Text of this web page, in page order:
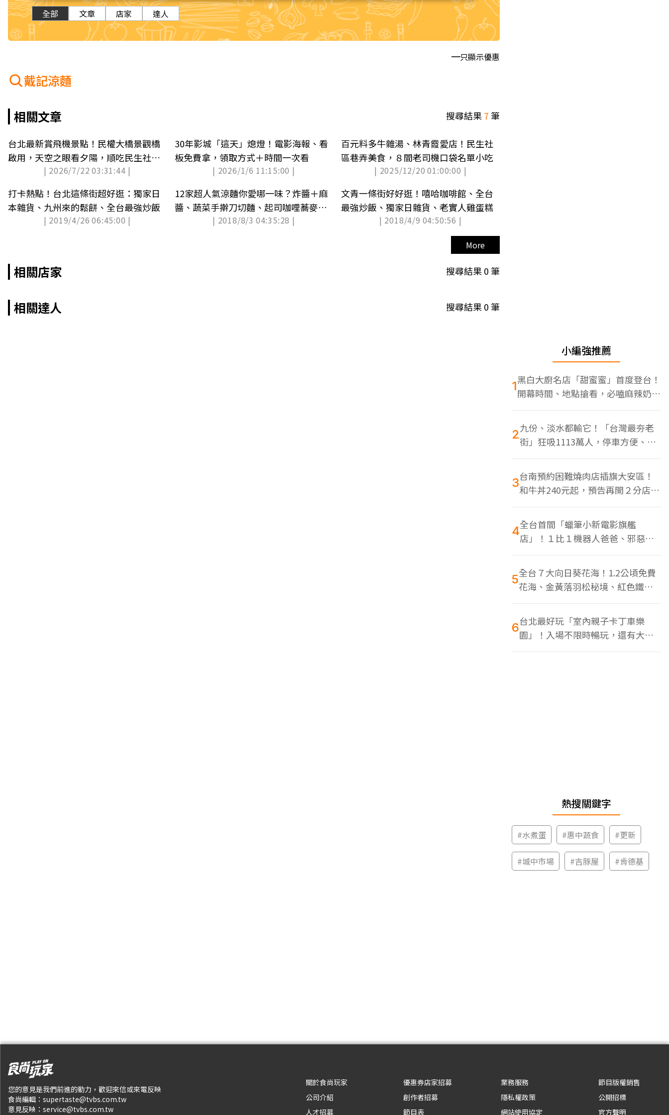
全部 文章 店家 達人
只顯示優惠
戴記涼麵
相關文章 搜尋結果7筆
台北最新賞飛機景點！民權大橋景觀橋
啟用，天空之眼看夕陽，順吃民生社區
| 2026/7/22 03:31:44 |
30年影城「這天」熄燈！電影海報、看
板免費拿，領取方式＋時間一次看
| 2026/1/6 11:15:00 |
百元料多牛雜湯、林青霞愛店！民生社
區巷弄美食，８間老司機口袋名單小吃
| 2025/12/20 01:00:00 |
打卡熱點！台北這條街超好逛：獨家日
本雜貨、九州來的鬆餅、全台最強炒飯
| 2019/4/26 06:45:00 |
12家超人氣涼麵你愛哪一味？炸醬＋麻
醬、蔬菜手擀刀切麵、起司咖哩蕎麥涼
麵、手工菠菜麵| 2018/8/3 04:35:28 |
文青一條街好好逛！嘻哈咖啡館、全台
最強炒飯、獨家日雜貨、老實人雞蛋糕
| 2018/4/9 04:50:56 |
More
相關店家 搜尋結果0筆
相關達人 搜尋結果0筆
小編強推薦
1黑白大廚名店「甜蜜蜜」首度登台！
開幕時間、地點搶看，必嗑麻辣奶油
蝦
2九份、淡水都輸它！「台灣最夯老
街」狂吸1113萬人，停車方便、特
色美食多
3台南預約困難燒肉店插旗大安區！
和牛丼240元起，預告再開２分店、
地點曝光
4全台首間「蠟筆小新電影旗艦
店」！１比１機器人爸爸、邪惡正
男，百款周邊買翻
5全台７大向日葵花海！1.2公頃免費
花海、金黃落羽松秘境、紅色鐵橋
同框
6台北最好玩「室內親子卡丁車樂
園」！入場不限時暢玩，還有大螢
幕Switch遊戲區
熱搜關鍵字
#水煮蛋 #惠中蔬食 #更新
#城中市場 #吉豚屋 #肯德基
您的意見是我們前進的動力，歡迎來信或來電反映
食尚編輯： supertaste@tvbs.com.tw
意見反映： service@tvbs.com.tw
關於食尚玩家
公司介紹
人才招募
優惠券店家招募
創作者招募
節目表
業務服務
隱私權政策
網站使用協定
節目版權銷售
公開招標
官方聲明